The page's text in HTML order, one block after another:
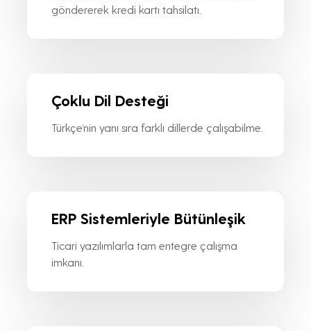
göndererek kredi kartı tahsilatı.
Çoklu Dil Desteği
Türkçe‘nin yanı sıra farklı dillerde çalışabilme.
ERP Sistemleriyle Bütünleşik
Ticari yazılımlarla tam entegre çalışma
imkanı.